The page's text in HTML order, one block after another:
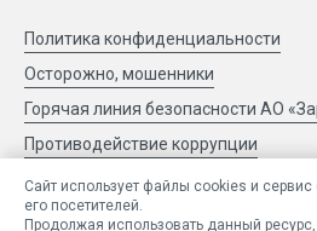
«ЗН НТЦ»
«ЗН Цифра»
Политика конфиденциальности
Осторожно, мошенники
Горячая линия безопасности АО
Противодействие коррупции
Сообщить об ошибке
Сайт использует файлы cookies и
его посетителей.
Продолжая использовать данный